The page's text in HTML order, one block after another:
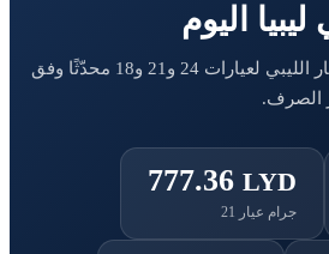
اليوم
تابع سعر جرام الذهب بالدينار الليبي لعيارات 24 و21 و18 محدّثًا وفق
الصرف.
777.36 LYD
جرام عيار 21